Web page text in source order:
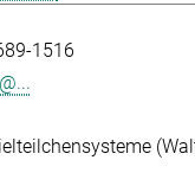
1516